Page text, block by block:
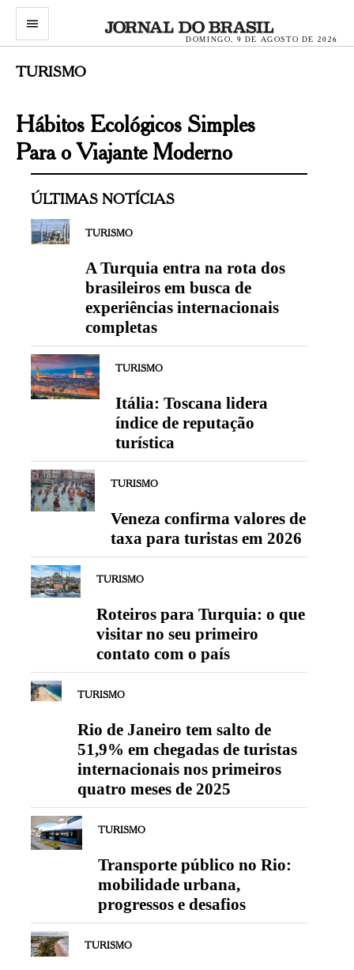
menu
DOMINGO, 9 DE AGOSTO DE 2026
TURISMO
Hábitos Ecológicos Simples
Para o Viajante Moderno
ÚLTIMAS NOTÍCIAS
TURISMO
A Turquia entra na rota dos
brasileiros em busca de
experiências internacionais
completas
TURISMO
Itália: Toscana lidera
índice de reputação
turística
TURISMO
Veneza confirma valores de
taxa para turistas em 2026
TURISMO
Roteiros para Turquia: o que
visitar no seu primeiro
contato com o país
TURISMO
Rio de Janeiro tem salto de
51,9% em chegadas de turistas
internacionais nos primeiros
quatro meses de 2025
TURISMO
Transporte público no Rio:
mobilidade urbana,
progressos e desafios
TURISMO